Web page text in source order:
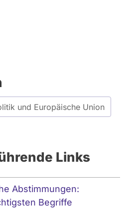
und Europäische Union
Links
Abstimmungen:
Begriffe